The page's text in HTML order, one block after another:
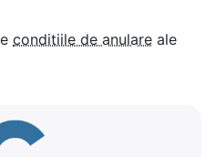
conditiile de anulare ale